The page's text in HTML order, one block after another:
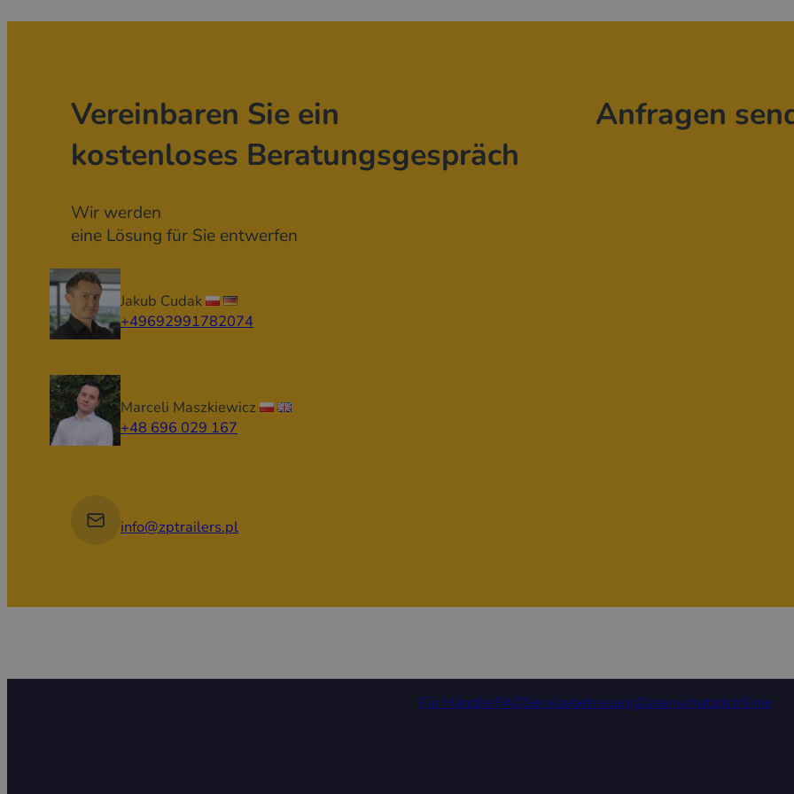
Vereinbaren Sie ein
kostenloses Beratungsgespräch
Wir werden
eine Lösung für Sie entwerfen
Jakub Cudak
+49692991782074
Marceli Maszkiewicz
+48 696 029 167
info@zptrailers.pl
Anfragen
Für HändlerFAQServicebetreuungDatenschutzrichtlinie